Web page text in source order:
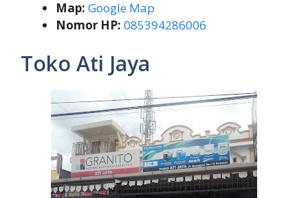
Map: Google Map
Nomor HP: 085394286006
Toko Ati Jaya